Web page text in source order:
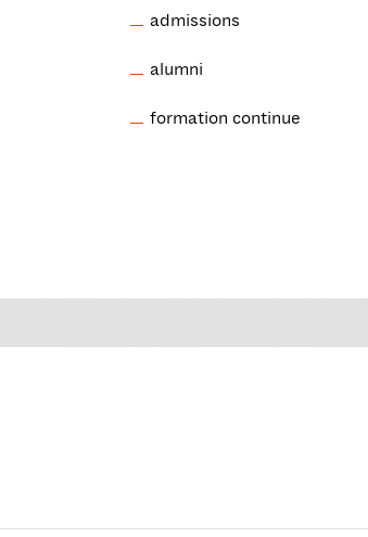
admissions
alumni
formation continue